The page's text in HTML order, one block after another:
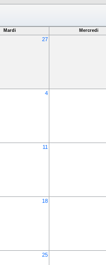
Mardi Mercredi
27
4
11
18
25